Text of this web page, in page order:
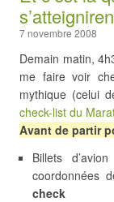
7 novembre 2008
Demain matin,
me faire voir
mythique (celui
check-list du
Avant de partir
Billets
coordonnées
check